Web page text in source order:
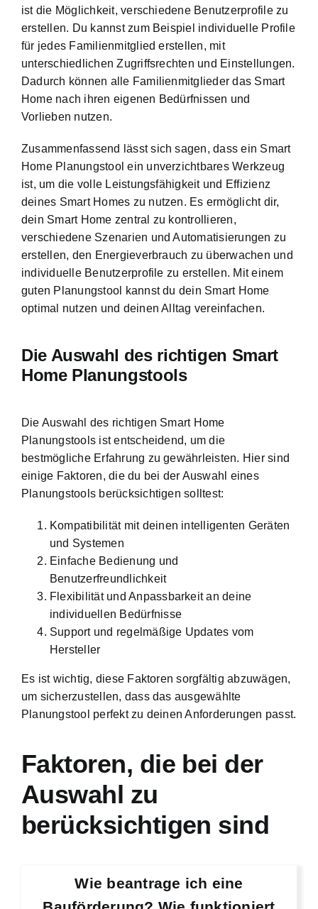
ist die Möglichkeit, verschiedene Benutzerprofile zu
erstellen. Du kannst zum Beispiel individuelle Profile
für jedes Familienmitglied erstellen, mit
unterschiedlichen Zugriffsrechten und Einstellungen.
Dadurch können alle Familienmitglieder das Smart
Home nach ihren eigenen Bedürfnissen und
Vorlieben nutzen.
Zusammenfassend lässt sich sagen, dass ein Smart
Home Planungstool ein unverzichtbares Werkzeug
ist, um die volle Leistungsfähigkeit und Effizienz
deines Smart Homes zu nutzen. Es ermöglicht dir,
dein Smart Home zentral zu kontrollieren,
verschiedene Szenarien und Automatisierungen zu
erstellen, den Energieverbrauch zu überwachen und
individuelle Benutzerprofile zu erstellen. Mit einem
guten Planungstool kannst du dein Smart Home
optimal nutzen und deinen Alltag vereinfachen.
Die Auswahl des richtigen Smart
Home Planungstools
Die Auswahl des richtigen Smart Home
Planungstools ist entscheidend, um die
bestmögliche Erfahrung zu gewährleisten. Hier sind
einige Faktoren, die du bei der Auswahl eines
Planungstools berücksichtigen solltest:
Kompatibilität mit deinen intelligenten Geräten
und Systemen
Einfache Bedienung und
Benutzerfreundlichkeit
Flexibilität und Anpassbarkeit an deine
individuellen Bedürfnisse
Support und regelmäßige Updates vom
Hersteller
Es ist wichtig, diese Faktoren sorgfältig abzuwägen,
um sicherzustellen, dass das ausgewählte
Planungstool perfekt zu deinen Anforderungen passt.
Faktoren, die bei der
Auswahl zu
berücksichtigen sind
Wie beantrage ich eine